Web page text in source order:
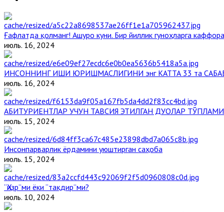
Ғафлатда қолманг! Ашуро куни. Бир йиллик гуноҳларга
июль. 16, 2024
ИНСОННИНГ ИШИ ЮРИШМАСЛИГИНИ энг КАТТА 33 та
июль. 16, 2024
АБИТУРИЕНТЛАР УЧУН ТАВСИЯ ЭТИЛГАН ДУОЛАР ТЎПЛАМИ
июль. 15, 2024
Инсонпарварлик ёрдамини уюштирган саҳоба
июль. 15, 2024
“Ҳизр”ми ёки “тақдир”ми?
июль. 10, 2024